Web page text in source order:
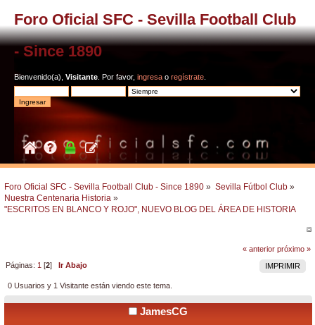
Foro Oficial SFC - Sevilla Football Club
- Since 1890
Bienvenido(a), Visitante . Por favor, ingresa o regístrate
Foro Oficial SFC - Sevilla Football Club - Since 1890 » Sevilla Fútbol Club »
Nuestra Centenaria Historia »
"ESCRITOS EN BLANCO Y ROJO", NUEVO BLOG DEL ÁREA DE HISTORIA
« anterior próximo »
IMPRIMIR
Páginas: 1 [2]Ir Abajo
0 Usuarios y 1 Visitante están viendo este tema.
JamesCG